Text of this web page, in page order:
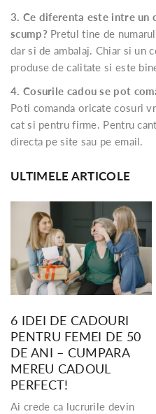
3. Ce diferenta este intre un
scump?Pretul tine de
dar si de ambalaj. Chiar si un
produse de calitate si este
4. Cosurile cadou se pot
Poti comanda oricate cosuri
cat si pentru firme. Pentru
directa pe site sau pe email.
ULTIMELE ARTICOLE
6 IDEI DE CADOURI
PENTRU FEMEI DE 50
DE ANI – CUMPARA
MEREU CADOUL
PERFECT!
Ai crede ca lucrurile devin